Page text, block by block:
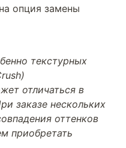
опция замены
текстурных
отличаться в
заказе нескольких
оттенков
приобретать